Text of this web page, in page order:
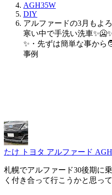
AGH35W
DIY
アルファードの3月もよ
寒い中で手洗い洗車
✨・先ずは簡単な事から
事例
たけ トヨタ アルファード
札幌でアルファード30後期に
く付き合って行こうかと思っ